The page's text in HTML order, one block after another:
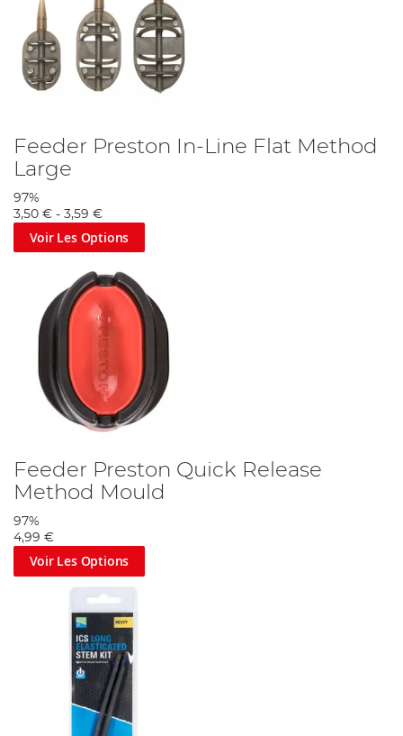
Feeder Preston In-Line Flat Method
Large
97%
3,50 € - 3,59 €
Voir Les Options
Feeder Preston Quick Release
Method Mould
97%
4,99 €
Voir Les Options